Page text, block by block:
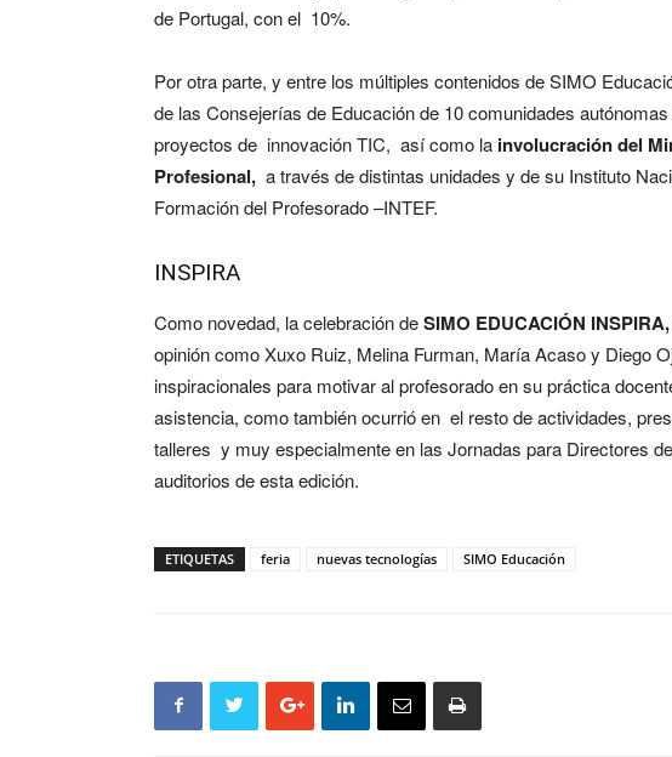
de Portugal, con el 10%.
Por otra parte, y entre los múltiples contenidos de SIMO
de las Consejerías de Educación de 10 comunidades
proyectos de innovación TIC, así como la involucración del
Profesional, a través de distintas unidades y de su Instituto
Formación del Profesorado –INTEF.
INSPIRA
Como novedad, la celebración deSIMO EDUCACIÓN INSPIRA,
opinión como Xuxo Ruiz, Melina Furman, María Acaso y Diego
inspiracionales para motivar al profesorado en su práctica
asistencia, como también ocurrió en el resto de actividades,
talleres y muy especialmente en las Jornadas para Directores
auditorios de esta edición.
ETIQUETAS feria nuevas tecnologías SIMO Educación